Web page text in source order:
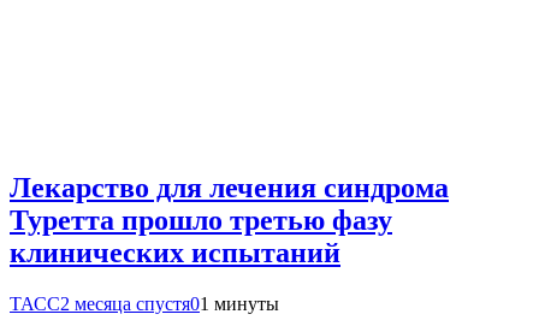
Лекарство для лечения синдрома
Туретта прошло третью фазу
клинических испытаний
ТАСС2 месяца спустя01 минуты